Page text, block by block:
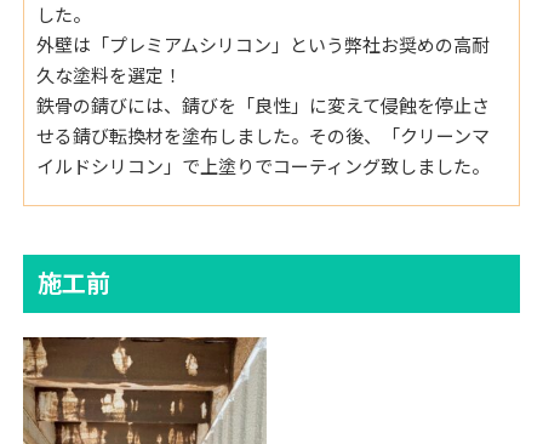
した。
外壁は「プレミアムシリコン」という弊社お奨めの高耐
久な塗料を選定！
鉄骨の錆びには、錆びを「良性」に変えて侵蝕を停止さ
せる錆び転換材を塗布しました。その後、「クリーンマ
イルドシリコン」で上塗りでコーティング致しました。
施工前